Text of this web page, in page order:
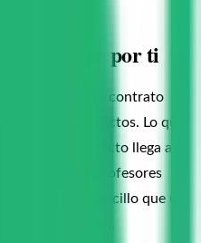
hacer por ti
tener un contrato
los conflictos. Lo que
si el conflicto llega a
entre profesores
algo más sencillo que un
el primer día.